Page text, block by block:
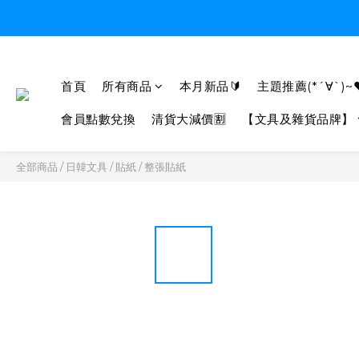
首頁 所有商品 本月新品🔰 主題推薦
會員點數兌換 清貨大減價🈹 【文具及雜貨品牌】
全部商品 / 日韓文具 /貼紙 /整張貼紙